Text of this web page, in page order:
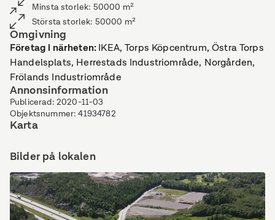
Minsta storlek: 50000 m²
Största storlek: 50000 m²
Omgivning
Företag i närheten:IKEA, Torps Köpcentrum, Östra Torps
Handelsplats, Herrestads Industriområde, Norgården,
Frölands Industriområde
Annonsinformation
Publicerad: 2020-11-03
Objektsnummer:41934782
Karta
Bilder på lokalen